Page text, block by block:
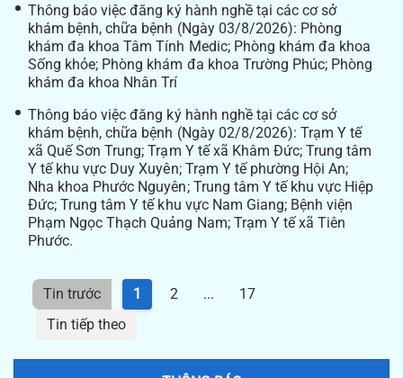
Thông báo việc đăng ký hành nghề tại các cơ sở
khám bệnh, chữa bệnh (Ngày 03/8/2026): Phòng
khám đa khoa Tâm Tính Medic; Phòng khám đa khoa
Sống khỏe; Phòng khám đa khoa Trường Phúc; Phòng
khám đa khoa Nhân Trí
Thông báo việc đăng ký hành nghề tại các cơ sở
khám bệnh, chữa bệnh (Ngày 02/8/2026): Trạm Y tế
xã Quế Sơn Trung; Trạm Y tế xã Khâm Đức; Trung tâm
Y tế khu vực Duy Xuyên; Trạm Y tế phường Hội An;
Nha khoa Phước Nguyên; Trung tâm Y tế khu vực Hiệp
Đức; Trung tâm Y tế khu vực Nam Giang; Bệnh viện
Phạm Ngọc Thạch Quảng Nam; Trạm Y tế xã Tiên
Phước.
Tin trước 1 2 ...
17
Tin tiếp theo